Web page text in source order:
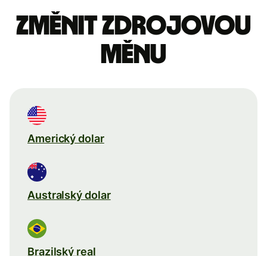
Změnit zdrojovou
měnu
Americký dolar
Australský dolar
Brazilský real